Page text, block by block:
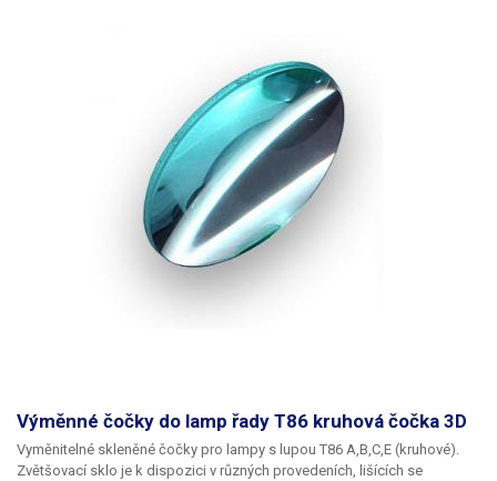
Výměnné čočky do lamp řady T86 kruhová čočka 3D
Vyměnitelné skleněné čočky pro lampy s lupou T86 A,B,C,E (kruhové).
Zvětšovací sklo je k dispozici v různých provedeních, lišících se